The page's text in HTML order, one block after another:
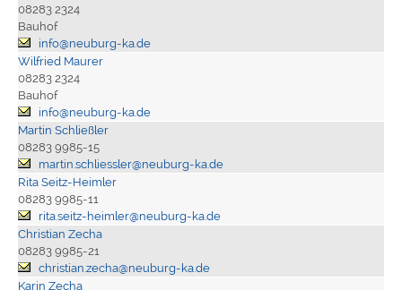
08283 2324
Bauhof
info@neuburg-ka.de
Wilfried Maurer
08283 2324
Bauhof
info@neuburg-ka.de
Martin Schließler
08283 9985-15
martin.schliessler@neuburg-ka.de
Rita Seitz-Heimler
08283 9985-11
rita.seitz-heimler@neuburg-ka.de
Christian Zecha
08283 9985-21
christian.zecha@neuburg-ka.de
Karin Zecha